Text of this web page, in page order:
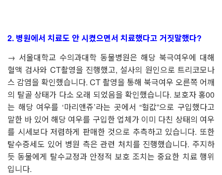
2. 병원에서 치료도 안 시켰으면서 치료했다고 거짓말했다?
→ 서울대학교 수의과대학 동물병원은 해당 북극여우에 대해
혈액 검사와 CT촬영을 진행했고, 설사의 원인으로 트리코모나
스 감염을 확인했습니다. CT 촬영을 통해 북극여우 오른쪽 어깨
의 탈골 상태가 다소 오래 되었음을 확인했습니다. 보호자 홍00
는 해당 여우를 ‘마리앤쥬’라는 곳에서“헐값”으로 구입했다고
말한 바 있어 해당 여우를 구입한 업체가 이미 다친 상태의 여우
를 시세보다 저렴하게 판매한 것으로 추측하고 있습니다. 또한
탈수증세도 있어 병원 측은 관련 처치를 진행했습니다. 주지하
듯 동물에게 탈수교정과 안정적 보호 조치는 중요한 치료 행위
입니다.